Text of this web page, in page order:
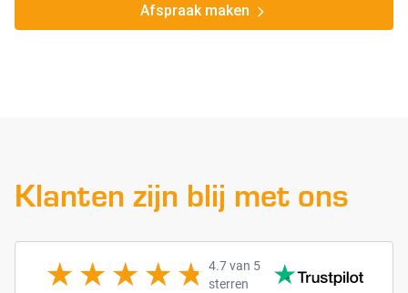
Afspraak maken
Klanten zijn blij met ons
4.7 van 5
sterren